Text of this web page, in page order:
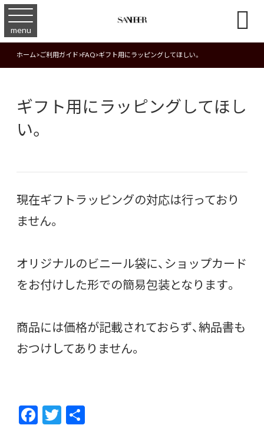
menu 
ホーム>ご利用ガイド>FAQ>ギフト用にラッピングしてほしい。
ギフト用にラッピングしてほし
い。
現在ギフトラッピングの対応は行っており
ません。
オリジナルのビニール袋に、ショップカード
をお付けした形での簡易包装となります。
商品には価格が記載されておらず、納品書も
おつけしてありません。
F
ac
T
w